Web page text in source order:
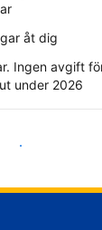
åt dig
Ingen avgift
under 2026
nu